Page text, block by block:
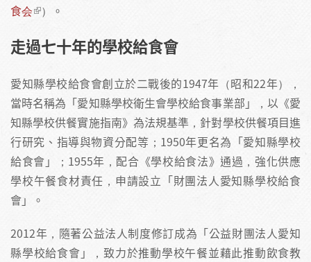
食会
）。
走過七十年的學校給食會
愛知縣學校給食會創立於二戰後的1947年（昭和22年），
當時名稱為「愛知縣學校衛生會學校給食事業部」，以《愛
知縣學校供餐實施指南》為法規基準，針對學校供餐項目進
行研究、指導與物資分配等；1950年更名為「愛知縣學校
給食會」；1955年，配合《學校給食法》通過，強化供應
學校午餐食材責任，申請設立「財團法人愛知縣學校給食
會」。
2012年，隨著公益法人制度修訂成為「公益財團法人愛知
縣學校給食會」，致力於推動學校午餐並藉此推動飲食教